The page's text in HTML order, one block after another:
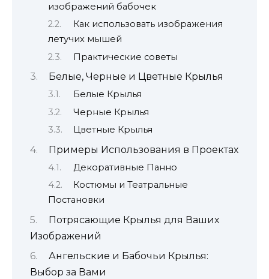
изображений бабочек
Как использовать изображения
летучих мышей
Практические советы
Белые, Черные и Цветные Крылья
Белые Крылья
Черные Крылья
Цветные Крылья
Примеры Использования в Проектах
Декоративные Панно
Костюмы и Театральные
Постановки
Потрясающие Крылья для Ваших
Изображений
Ангельские и Бабочьи Крылья:
Выбор за Вами